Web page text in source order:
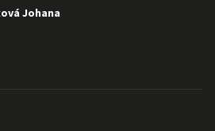
Johana